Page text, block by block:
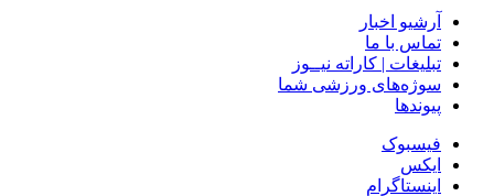
آرشیو اخبار
تماس‌ با‌ ما
تبلیغات | کاراته نیــوز
سوژه‌های ورزشی شما
پیوندها
فیسبوک
ایکس
اینستاگرام